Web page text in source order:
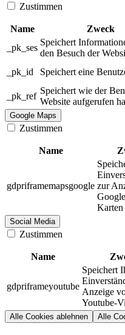
Zustimmen
Name Zweck
_pk_ses
Speichert
den Besuch der
_pk_id Speichert eine
_pk_ref
Speichert wie der
Website aufgerufen
Google Maps
Zustimmen
Name
gdpriframemapsgoogle zur
Karten
Social Media
Zustimmen
Name
gdpriframeyoutube
Speichert
Anzeige
Youtube-
Alle Cookies ablehnen Alle